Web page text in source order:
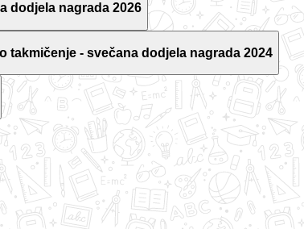
dodjela nagrada 2026
takmičenje - svečana dodjela nagrada 2024